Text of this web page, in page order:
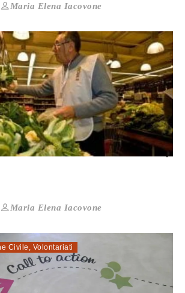
Maria Elena Iacovone
E ISTITUZIONI INSIEME,
Maria Elena Iacovone
Civile , Volontariati